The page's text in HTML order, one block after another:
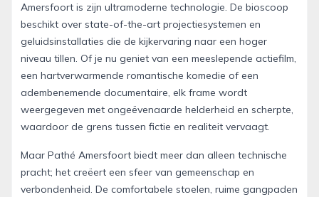
Amersfoort is zijn ultramoderne technologie. De bioscoop
beschikt over state-of-the-art projectiesystemen en
geluidsinstallaties die de kijkervaring naar een hoger
niveau tillen. Of je nu geniet van een meeslepende actiefilm,
een hartverwarmende romantische komedie of een
adembenemende documentaire, elk frame wordt
weergegeven met ongeëvenaarde helderheid en scherpte,
waardoor de grens tussen fictie en realiteit vervaagt.
Maar Pathé Amersfoort biedt meer dan alleen technische
pracht; het creëert een sfeer van gemeenschap en
verbondenheid. De comfortabele stoelen, ruime gangpaden